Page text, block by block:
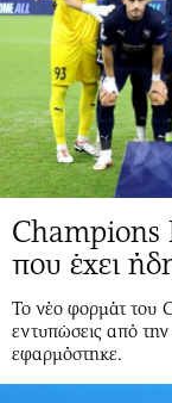
Champions
που έχει
Το νέο φορμάτ του
εντυπώσεις από
εφαρμόστηκε.